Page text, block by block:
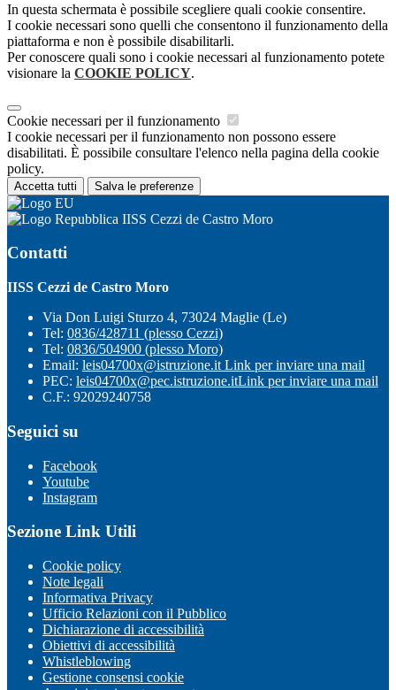
In questa schermata è possibile scegliere quali cookie consentire.
I cookie necessari sono quelli che consentono il funzionamento della
piattaforma e non è possibile disabilitarli.
Per conoscere quali sono i cookie necessari al funzionamento potete
visionare la COOKIE POLICY.
Cookie necessari per il funzionamento
I cookie necessari per il funzionamento non possono essere
disabilitati. È possibile consultare l'elenco nella pagina della cookie
policy.
Accetta tutti Salva le preferenze
IISS Cezzi de Castro Moro
Contatti
IISS Cezzi de Castro Moro
Via Don Luigi Sturzo 4, 73024 Maglie (Le)
Tel: 0836/428711 (plesso Cezzi)
Tel: 0836/504900 (plesso Moro)
Email: leis04700x@istruzione.it Link per inviare una mail
PEC: leis04700x@pec.istruzione.itLink per inviare una mail
C.F.: 92029240758
Seguici su
Facebook
Youtube
Instagram
Sezione Link Utili
Cookie policy
Note legali
Informativa Privacy
Ufficio Relazioni con il Pubblico
Dichiarazione di accessibilità
Obiettivi di accessibilità
Whistleblowing
Gestione consensi cookie